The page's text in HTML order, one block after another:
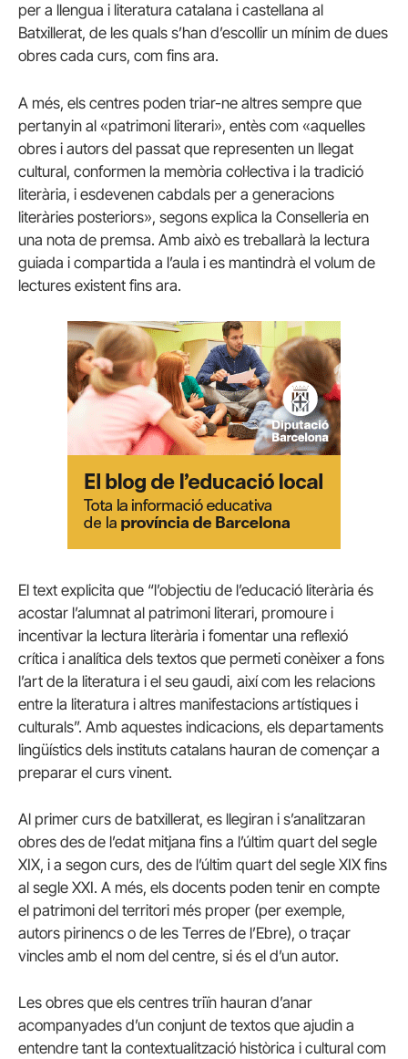
per a llengua i literatura catalana i castellana al
Batxillerat, de les quals s’han d’escollir un mínim de dues
obres cada curs, com fins ara.
A més, els centres poden triar-ne altres sempre que
pertanyin al «patrimoni literari», entès com «aquelles
obres i autors del passat que representen un llegat
cultural, conformen la memòria col·lectiva i la tradició
literària, i esdevenen cabdals per a generacions
literàries posteriors», segons explica la Conselleria en
una nota de premsa. Amb això es treballarà la lectura
guiada i compartida a l’aula i es mantindrà el volum de
lectures existent fins ara.
El text explicita que “l’objectiu de l’educació literària és
acostar l’alumnat al patrimoni literari, promoure i
incentivar la lectura literària i fomentar una reflexió
crítica i analítica dels textos que permeti conèixer a fons
l’art de la literatura i el seu gaudi, així com les relacions
entre la literatura i altres manifestacions artístiques i
culturals”. Amb aquestes indicacions, els departaments
lingüístics dels instituts catalans hauran de començar a
preparar el curs vinent.
Al primer curs de batxillerat, es llegiran i s’analitzaran
obres des de l’edat mitjana fins a l’últim quart del segle
XIX, i a segon curs, des de l’últim quart del segle XIX fins
al segle XXI. A més, els docents poden tenir en compte
el patrimoni del territori més proper (per exemple,
autors pirinencs o de les Terres de l’Ebre), o traçar
vincles amb el nom del centre, si és el d’un autor.
Les obres que els centres triïn hauran d’anar
acompanyades d’un conjunt de textos que ajudin a
entendre tant la contextualització històrica i cultural com